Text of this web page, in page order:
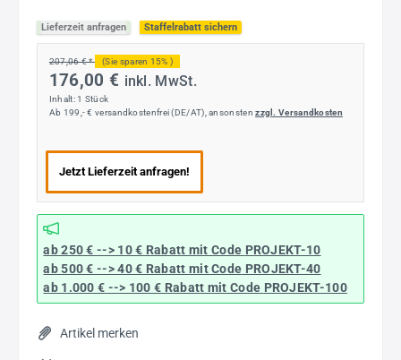
Lieferzeit anfragen Staffelrabatt sichern
207,06 € * (Sie sparen 15% )
176,00 € inkl. MwSt.
Inhalt: 1 Stück
Ab 199,- € versandkostenfrei (DE/AT), ansonstenzzgl. Versandkosten
Jetzt Lieferzeit anfragen!
ab 250 € --> 10 € Rabatt mit Code PROJEKT-10
ab 500 € --> 40 € Rabatt mit Code PROJEKT-40
ab 1.000 € --> 100 € Rabatt mit Code PROJEKT-100
Artikel merken